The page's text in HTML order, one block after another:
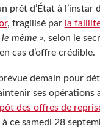
prêt d’État à l’instar
, fragilisé par la
le même », selon le
cas d’offre crédible.
demain pour
ses opérations
des offres de
ce samedi 28